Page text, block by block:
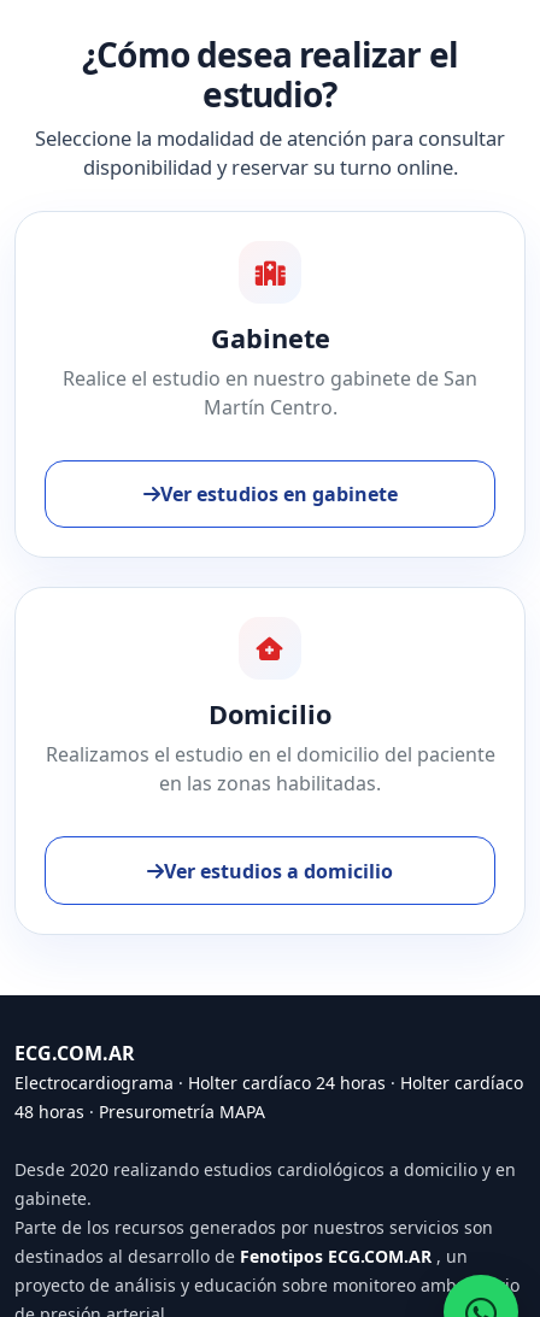
¿Cómo desea realizar el
estudio?
Seleccione la modalidad de atención para consultar
disponibilidad y reservar su turno online.
Gabinete
Realice el estudio en nuestro gabinete de San
Martín Centro.
Ver estudios en gabinete
Domicilio
Realizamos el estudio en el domicilio del paciente
en las zonas habilitadas.
Ver estudios a domicilio
ECG.COM.AR
Electrocardiograma · Holter cardíaco 24 horas · Holter cardíaco
48 horas · Presurometría MAPA
Desde 2020 realizando estudios cardiológicos a domicilio y en
gabinete.
Parte de los recursos generados por nuestros servicios son
destinados al desarrollo de Fenotipos ECG.COM.AR , un
proyecto de análisis y educación sobre monitoreo ambulatorio